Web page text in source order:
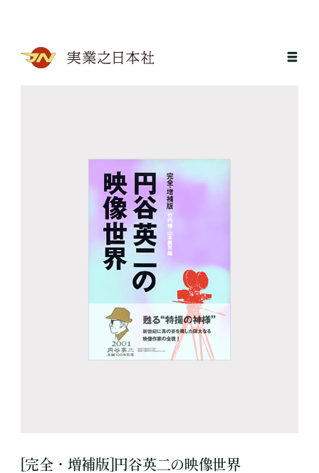
[完全・増補版]円谷英二の映像世界